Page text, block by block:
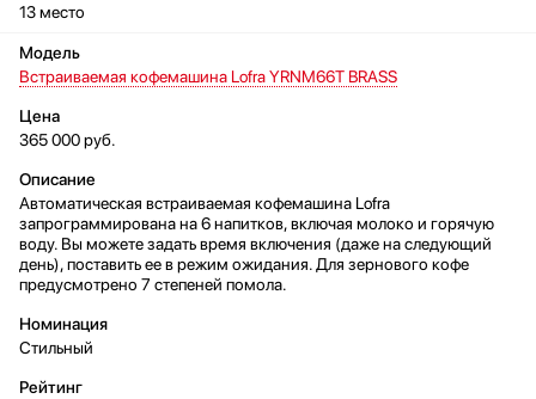
13 место
Встраиваемая кофемашина Lofra YRNM66T BRASS
365 000 руб.
Автоматическая встраиваемая кофемашина Lofra
запрограммирована на 6 напитков, включая молоко и горячую
воду. Вы можете задать время включения (даже на следующий
день), поставить ее в режим ожидания. Для зернового кофе
предусмотрено 7 степеней помола.
Стильный